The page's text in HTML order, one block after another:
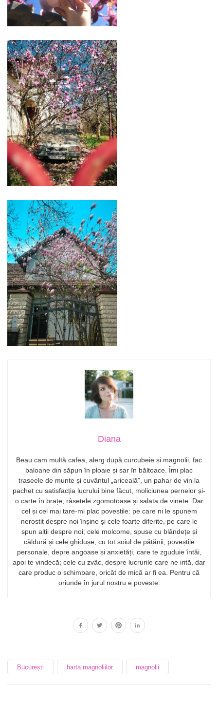
Diana
Beau cam multă cafea, alerg după curcubeie și magnolii, fac
baloane din săpun în ploaie și sar în băltoace. Îmi plac
traseele de munte și cuvântul „ariceală”, un pahar de vin la
pachet cu satisfacția lucrului bine făcut, moliciunea pernelor și-
o carte în brațe, râsetele zgomotoase și salata de vinete. Dar
cel și cel mai tare-mi plac poveștile: pe care ni le spunem
nerostit despre noi înșine și cele foarte diferite, pe care le
spun alții despre noi; cele molcome, spuse cu blândețe și
căldură și cele ghidușe, cu tot soiul de pățănii; poveștile
personale, depre angoase și anxietăți, care te zguduie întâi,
apoi te vindecă; cele cu zvâc, despre lucrurile care ne irită, dar
care produc o schimbare, oricât de mică ar fi ea. Pentru că
oriunde în jurul nostru e poveste.
București harta magnoliilor magnolii